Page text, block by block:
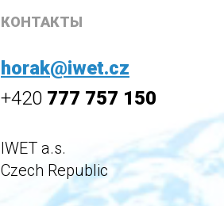
КОНТАКТЫ
horak@iwet.cz
+420 777 757 150
IWET a.s.
Czech Republic